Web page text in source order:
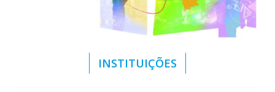
INSTITUIÇÕES